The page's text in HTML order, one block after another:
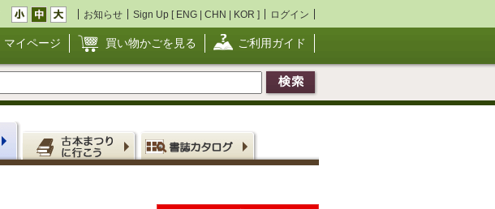
お知らせ Sign Up [ ENG | CHN | KOR ] ログイン
マイページ 買い物かごを見る ご利用ガイド